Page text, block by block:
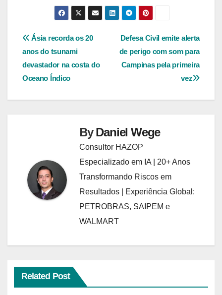
Navegação
de
Post
Defesa Civil emite alerta
de perigo com som para
Campinas pela primeira
vez
Ásia recorda os 20
anos do tsunami
devastador na costa do
Oceano Índico
ByDaniel Wege
Consultor HAZOP
Especializado em IA | 20+ Anos
Transformando Riscos em
Resultados | Experiência Global:
PETROBRAS, SAIPEM e
WALMART
Related Post